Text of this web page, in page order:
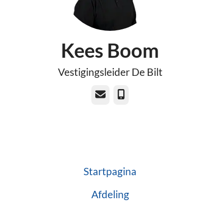
Kees Boom
Vestigingsleider De Bilt
E-mailadresTelefoonnummer
Startpagina
Afdeling